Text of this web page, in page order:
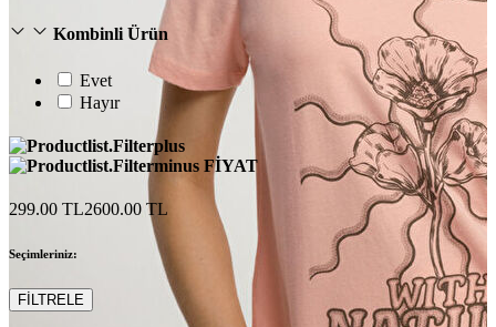
Kombinli Ürün
Evet
Hayır
FİYAT
299.00 TL2600.00 TL
Seçimleriniz:
FİLTRELE